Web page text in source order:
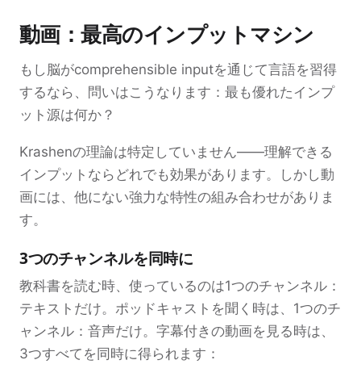
動画：最高のインプットマシン
もし脳がcomprehensible inputを通じて言語を習得
するなら、問いはこうなります：最も優れたインプ
ット源は何か？
Krashenの理論は特定していません——理解できる
インプットならどれでも効果があります。しかし動
画には、他にない強力な特性の組み合わせがありま
す。
3つのチャンネルを同時に
教科書を読む時、使っているのは1つのチャンネル：
テキストだけ。ポッドキャストを聞く時は、1つのチ
ャンネル：音声だけ。字幕付きの動画を見る時は、
3つすべてを同時に得られます：